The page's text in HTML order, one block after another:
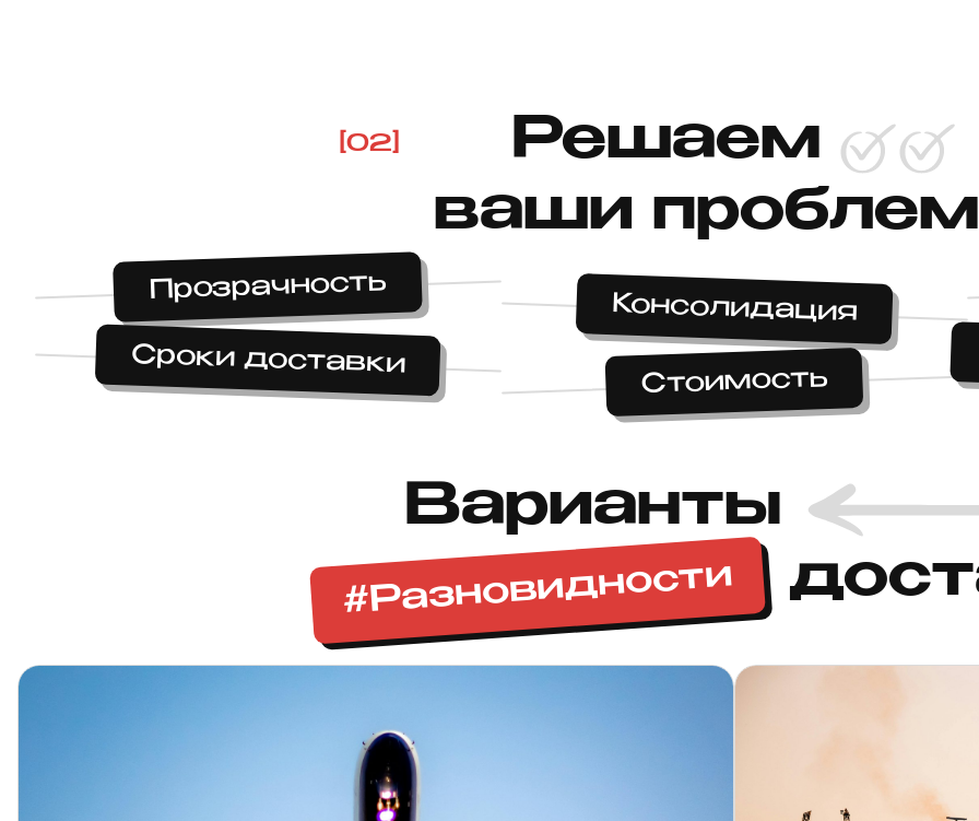
[02]
Решаем
ваши
Прозрачность
Консолидация
Сроки доставки
Стоимость
Варианты
#Разновидности